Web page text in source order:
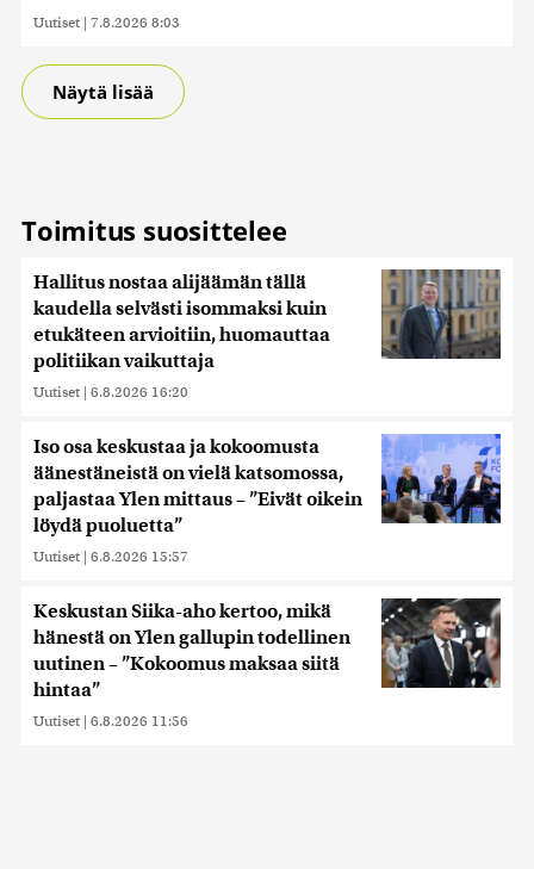
Uutiset | 7.8.2026 8:03
Näytä lisää
Toimitus suosittelee
Hallitus nostaa alijäämän tällä
kaudella selvästi isommaksi kuin
etukäteen arvioitiin, huomauttaa
politiikan vaikuttaja
Uutiset | 6.8.2026 16:20
Iso osa keskustaa ja kokoomusta
äänestäneistä on vielä katsomossa,
paljastaa Ylen mittaus – ”Eivät oikein
löydä puoluetta”
Uutiset | 6.8.2026 15:57
Keskustan Siika-aho kertoo, mikä
hänestä on Ylen gallupin todellinen
uutinen – ”Kokoomus maksaa siitä
hintaa”
Uutiset | 6.8.2026 11:56